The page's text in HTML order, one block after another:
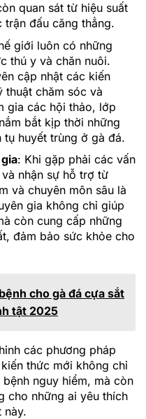
quan sát từ hiệu suất
đấu căng thẳng.
giới luôn có những
thú y và chăn nuôi.
cập nhật các kiến
chăm sóc và
gia các hội thảo, lớp
bắt kịp thời những
huyết trùng ở gà đá.
: Khi gặp phải các vấn
nhận sự hỗ trợ từ
và chuyên môn sâu là
gia không chỉ giúp
còn cung cấp những
đảm bảo sức khỏe cho
cho gà đá cựa sắt
tật 2025
các phương pháp
thức mới không chỉ
nguy hiểm, mà còn
cho những ai yêu thích
này.